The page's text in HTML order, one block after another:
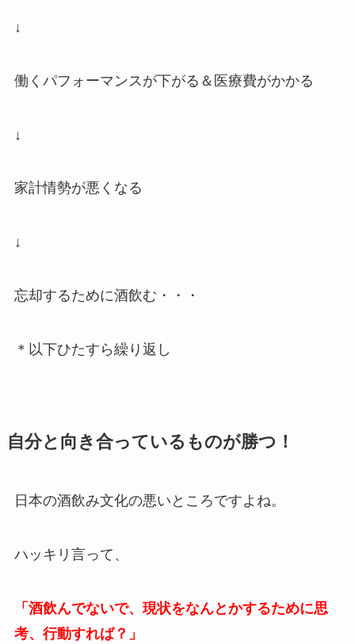
↓
働くパフォーマンスが下がる＆医療費がかかる
↓
家計情勢が悪くなる
↓
忘却するために酒飲む・・・
＊以下ひたすら繰り返し
自分と向き合っているものが勝つ！
日本の酒飲み文化の悪いところですよね。
ハッキリ言って、
「酒飲んでないで、現状をなんとかするために思
考、行動すれば？」